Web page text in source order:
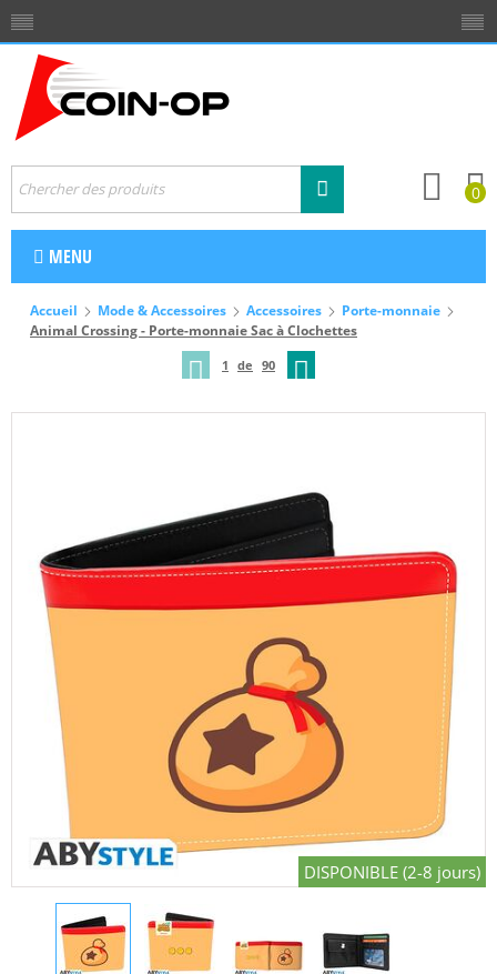
0
MENU
Accueil Mode & Accessoires Accessoires
Porte-monnaie
Animal Crossing - Porte-monnaie Sac à Clochettes
1 de 90
DISPONIBLE (2-8 jours)